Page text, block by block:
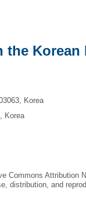
the
Korea
Korea
Commons Attribution
distribution, and